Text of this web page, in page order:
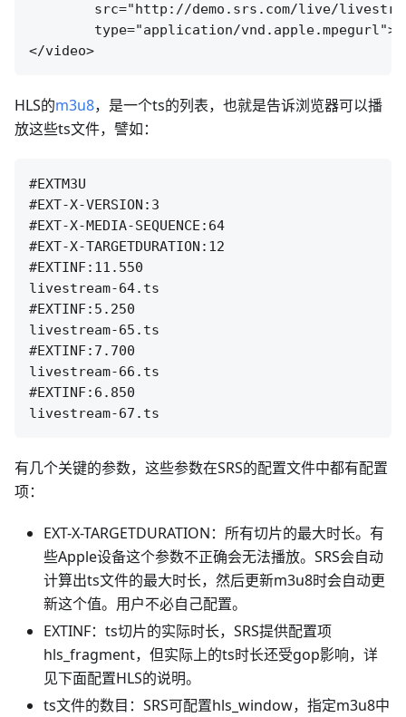
src="http://demo.srs.com/live/
        type="application/vnd.apple.mpegurl">
HLS的m3u8，是一个ts的列表，也就是告诉浏览器可以播
放这些ts文件，譬如：
#EXTM3U
#EXT-X-VERSION:3
#EXT-X-MEDIA-SEQUENCE:64
#EXT-X-TARGETDURATION:12
#EXTINF:11.550
livestream-64.ts
#EXTINF:5.250
livestream-65.ts
#EXTINF:7.700
livestream-66.ts
#EXTINF:6.850
有几个关键的参数，这些参数在SRS的配置文件中都有配置
项：
EXT-X-TARGETDURATION：所有切片的最大时长。有
些Apple设备这个参数不正确会无法播放。SRS会自动
计算出ts文件的最大时长，然后更新m3u8时会自动更
新这个值。用户不必自己配置。
EXTINF：ts切片的实际时长，SRS提供配置项
hls_fragment，但实际上的ts时长还受gop影响，详
见下面配置HLS的说明。
ts文件的数目：SRS可配置hls_window，指定m3u8中